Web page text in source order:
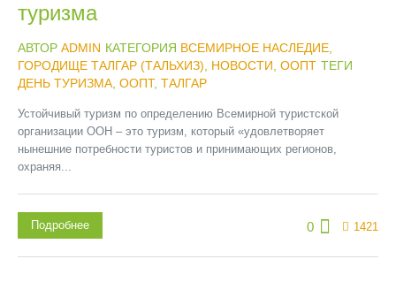
туризма
АВТОР ADMIN КАТЕГОРИЯ ВСЕМИРНОЕ НАСЛЕДИЕ
ГОРОДИЩЕ ТАЛГАР (ТАЛЬХИЗ)
НОВОСТИ ООПТ ТЕГИ
ДЕНЬ ТУРИЗМА ООПТ, ТАЛГАР
Устойчивый туризм по определению Всемирной туристской
организации ООН – это туризм, который «удовлетворяет
нынешние потребности туристов и принимающих регионов,
охраняя...
0 1421
Подробнее